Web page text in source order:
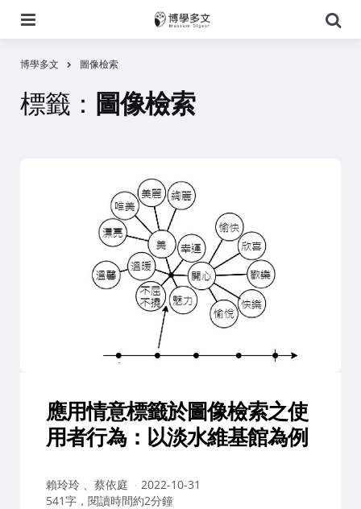
尋
博學多文 圖像檢索
標籤： 圖像檢索
應用情意標籤於圖像檢索之使
用者行為：以淡水維基館為例
作
者：
賴玲玲 、蔡依庭
2022-10-31
541字，閱讀時間約2分鐘